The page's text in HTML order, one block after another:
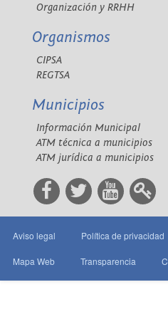
Organización y RRHH
Organismos
CIPSA
REGTSA
Municipios
Información Municipal
ATM técnica a municipios
ATM jurídica a municipios
Aviso legal Política de privacidad
Mapa Web Transparencia